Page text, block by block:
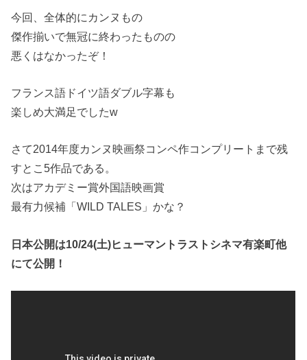
今回、全体的にカンヌもの
傑作揃いで無冠に終わったものの
悪くはなかったぞ！
フランス語ドイツ語ダブル字幕も
楽しめ大満足でしたw
さて2014年度カンヌ映画祭コンペ作コンプリートまで残
すとこ5作品である。
次はアカデミー賞外国語映画賞
最有力候補「WILD TALES」かな？
日本公開は10/24(土)ヒューマントラストシネマ有楽町他
にて公開！